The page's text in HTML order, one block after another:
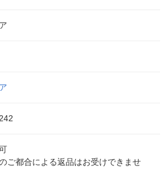
ご都合による返品はお受けできませ